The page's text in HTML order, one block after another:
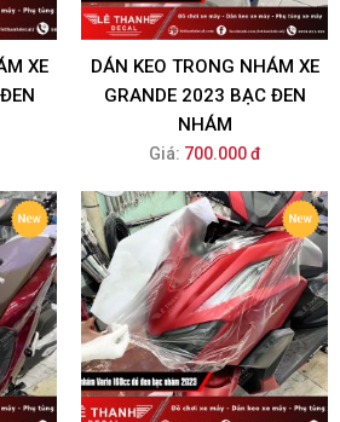
XE
DÁN KEO TRONG NHÁM XE
GRANDE 2023 BẠC ĐEN
NHÁM
Giá: 700.000 đ